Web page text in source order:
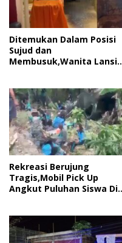
Ditemukan Dalam Posisi
Sujud dan
Membusuk,Wanita Lansia
Rekreasi Berujung
Tragis,Mobil Pick Up
Angkut Puluhan Siswa Di